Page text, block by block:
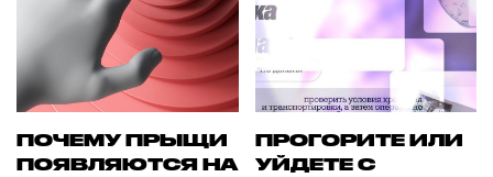
ПОЧЕМУ ПРЫЩИ
ПОЯВЛЯЮТСЯ НА
ПРОГОРИТЕ ИЛИ
УЙДЕТЕ С